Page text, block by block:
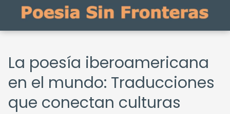
La poesía iberoamericana
en el mundo: Traducciones
que conectan culturas